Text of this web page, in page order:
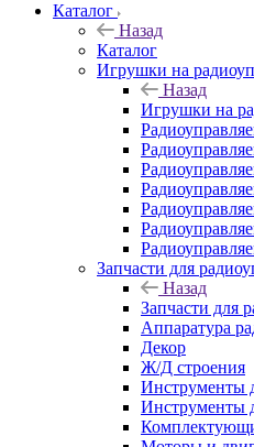
Каталог
Назад
Каталог
Игрушки на
Назад
Игрушки на
Запчасти для
Назад
Запчасти для
Аппаратура
Декор
Ж/Д строения
Инструменты
Инструменты